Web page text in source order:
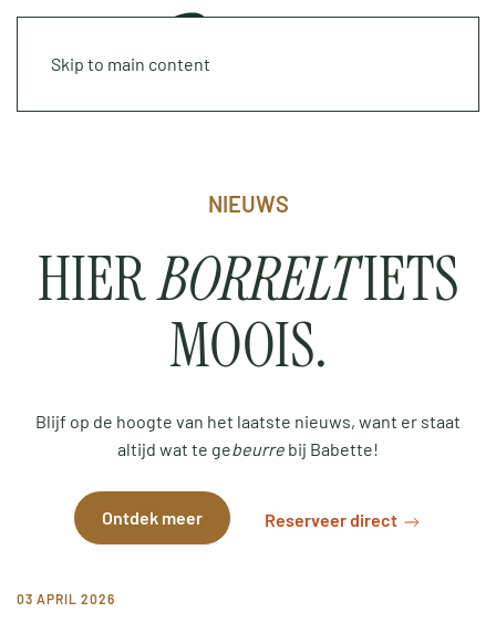
Skip to main content
NIEUWS
HIERBORRELTIETS
MOOIS.
Blijf op de hoogte van het laatste nieuws, want er staat
altijd wat te gebeurre bij Babette!
Ontdek meer Reserveer direct
03 APRIL 2026